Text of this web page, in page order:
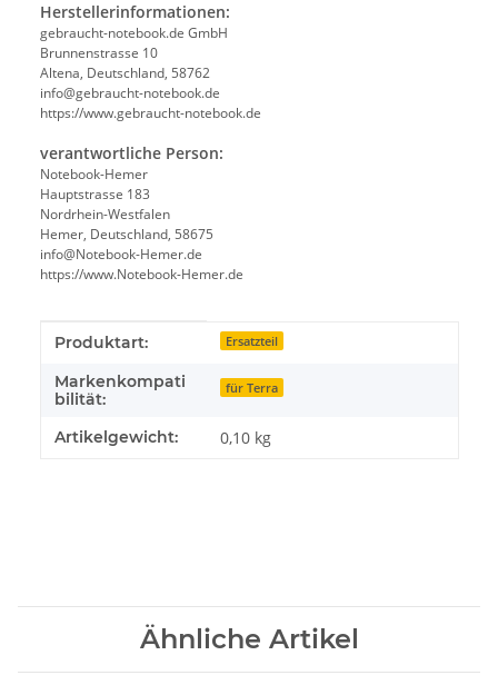
Herstellerinformationen:
gebraucht-notebook.de GmbH
Brunnenstrasse 10
Altena, Deutschland, 58762
info@gebraucht-notebook.de
https://www.gebraucht-notebook.de
verantwortliche Person:
Notebook-Hemer
Hauptstrasse 183
Nordrhein-Westfalen
Hemer, Deutschland, 58675
info@Notebook-Hemer.de
https://www.Notebook-Hemer.de
Produkteigenschaft
Wert
Produktart: Ersatzteil
Markenkompati
bilität:
für Terra
Artikelgewicht: 0,10 kg
Ähnliche Artikel